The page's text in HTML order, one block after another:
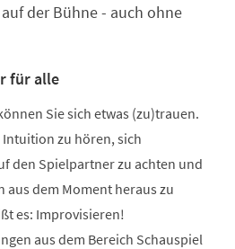
der Bühne - auch ohne
für alle
Sie sich etwas (zu)trauen.
zu hören, sich
den Spielpartner zu achten und
aus dem Moment heraus zu
es: Improvisieren!
aus dem Bereich Schauspiel